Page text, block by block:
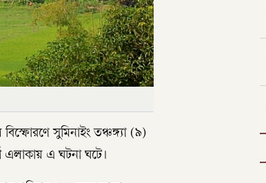
সুমিনাইং তঞ্চঙ্গ্যা (৯)
এলাকায় এ ঘটনা ঘটে।